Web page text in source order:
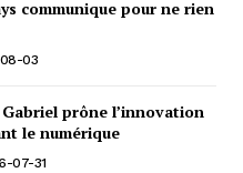
communique pour ne rien
03
prône l’innovation
le numérique
07-31